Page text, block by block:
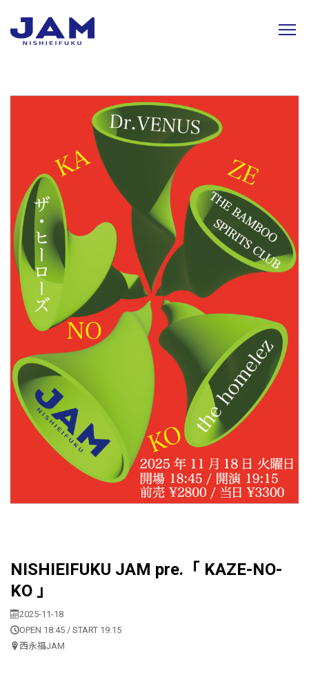
NISHIEIFUKU JAM pre.「 KAZE-NO-
KO 」
2025-11-18
OPEN 18:45 / START 19:15
西永福JAM